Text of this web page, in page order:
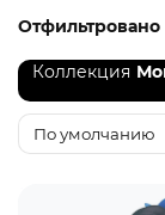
Отфильтровано
Коллекция